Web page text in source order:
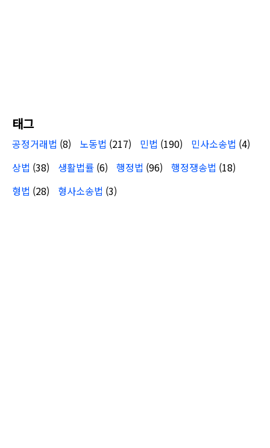
태그
공정거래법 (8) 노동법 (217) 민법 (190) 민사소송법 (4)
상법 (38) 생활법률 (6) 행정법 (96) 행정쟁송법 (18)
형법 (28) 형사소송법 (3)